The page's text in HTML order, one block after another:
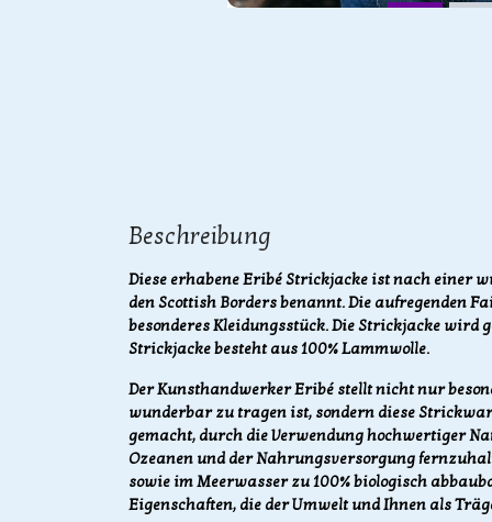
Beschreibung
Diese erhabene Eribé Strickjacke ist nach einer
den Scottish Borders benannt. Die aufregenden
besonderes Kleidungsstück. Die Strickjacke wird
Strickjacke besteht aus 100% Lammwolle.
Der Kunsthandwerker Eribé stellt nicht nur
wunderbar zu tragen ist, sondern diese
gemacht, durch die Verwendung hochwertiger
Ozeanen und der Nahrungsversorgung
sowie im Meerwasser zu 100% biologisch
Eigenschaften, die der Umwelt und Ihnen als